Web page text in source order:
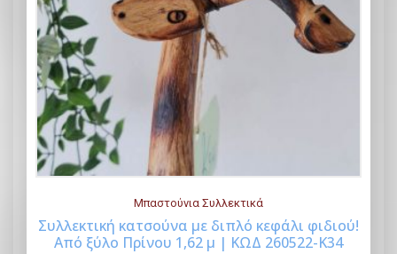
Μπαστούνια Συλλεκτικά
Συλλεκτική κατσούνα με διπλό κεφάλι φιδιού!
Από ξύλο Πρίνου 1,62 μ | ΚΩΔ 260522-K34